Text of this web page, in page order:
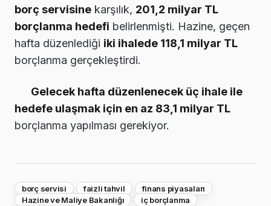
borç servisine karşılık, 201,2 milyar TL
borçlanma hedefi belirlenmişti. Hazine, geçen
hafta düzenlediği iki ihalede 118,1 milyar TL
borçlanma gerçekleştirdi.
Gelecek hafta düzenlenecek üç ihale ile
hedefe ulaşmak için en az 83,1 milyar TL
borçlanma yapılması gerekiyor.
borç servisi faizli tahvil
finans piyasaları
Hazine ve Maliye Bakanlığı
iç borçlanma